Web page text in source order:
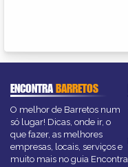
ENCONTRABARRETOS
O melhor de Barretos num
só lugar! Dicas, onde ir, o
que fazer, as melhores
empresas, locais, serviços e
muito mais no guia Encontra